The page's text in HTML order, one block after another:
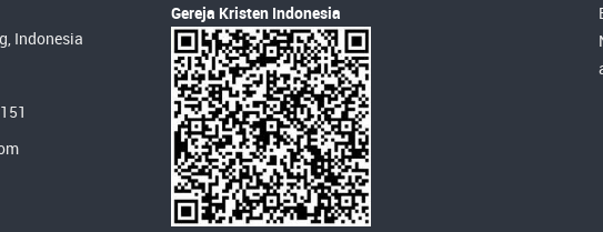
Indonesia
Gereja Kristen Indonesia